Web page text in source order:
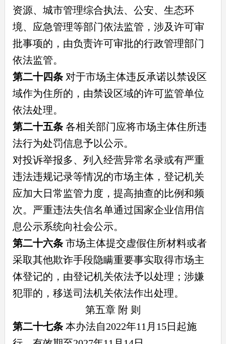
资源、城市管理综合执法、公安、生态环
境、应急管理等部门依法监管，涉及许可审
批事项的，由负责许可审批的行政管理部门
依法监管。
第二十四条对于市场主体违反承诺以禁设区
域作为住所的，由禁设区域的许可监管单位
依法处理。
第二十五条各相关部门应将市场主体住所违
法行为处罚信息予以公示。
对投诉举报多、列入经营异常名录或有严重
违法违规记录等情况的市场主体，登记机关
应加大日常监管力度，提高抽查的比例和频
次。严重违法失信名单通过国家企业信用信
息公示系统向社会公示。
第二十六条市场主体提交虚假住所材料或者
采取其他欺诈手段隐瞒重要事实取得市场主
体登记的，由登记机关依法予以处理；涉嫌
犯罪的，移送司法机关依法作出处理。
第五章 附 则
第二十七条本办法自2022年11月15日起施